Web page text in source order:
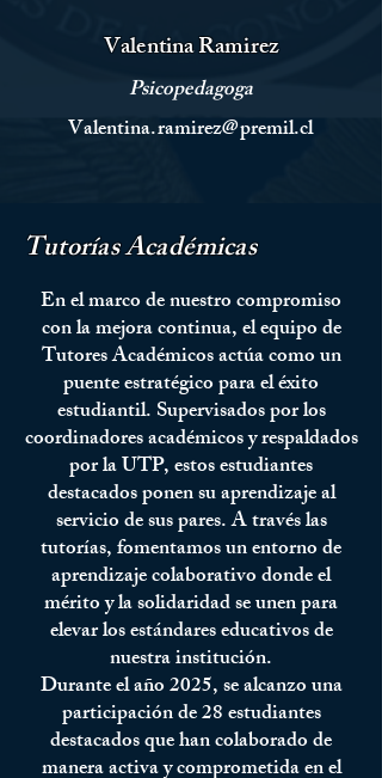
Valentina Ramirez
Psicopedagoga
Valentina.ramirez@premil.cl
TutoríasAcadémicas
En el marco de nuestro compromiso
con la mejora continua, el equipo de
Tutores Académicos actúa como un
puente estratégico para el éxito
estudiantil. Supervisados por los
coordinadores académicos y respaldados
por la UTP, estos estudiantes
destacados ponen su aprendizaje al
servicio de sus pares. A través las
tutorías, fomentamos un entorno de
aprendizaje colaborativo donde el
mérito y la solidaridad se unen para
elevar los estándares educativos de
nuestra institución.
Durante el año 2025, se alcanzo una
participación de 28 estudiantes
destacados que han colaborado de
manera activa y comprometida en el